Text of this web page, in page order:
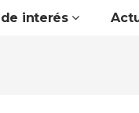
interés